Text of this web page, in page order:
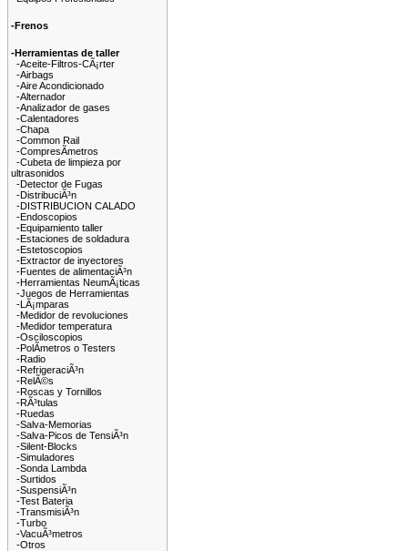
-Frenos
-Herramientas de taller
-Aceite-Filtros-CÃ¡rter
-Airbags
-Aire Acondicionado
-Alternador
-Analizador de gases
-Calentadores
-Chapa
-Common Rail
-CompresÃ­metros
-Cubeta de limpieza por
ultrasonidos
-Detector de Fugas
-DistribuciÃ³n
-DISTRIBUCION CALADO
-Endoscopios
-Equipamiento taller
-Estaciones de soldadura
-Estetoscopios
-Extractor de inyectores
-Fuentes de alimentaciÃ³n
-Herramientas NeumÃ¡ticas
-Juegos de Herramientas
-LÃ¡mparas
-Medidor de revoluciones
-Medidor temperatura
-Osciloscopios
-PolÃ­metros o Testers
-Radio
-RefrigeraciÃ³n
-RelÃ©s
-Roscas y Tornillos
-RÃ³tulas
-Ruedas
-Salva-Memorias
-Salva-Picos de TensiÃ³n
-Silent-Blocks
-Simuladores
-Sonda Lambda
-Surtidos
-SuspensiÃ³n
-Test Bateria
-TransmisiÃ³n
-Turbo
-VacuÃ³metros
-Otros